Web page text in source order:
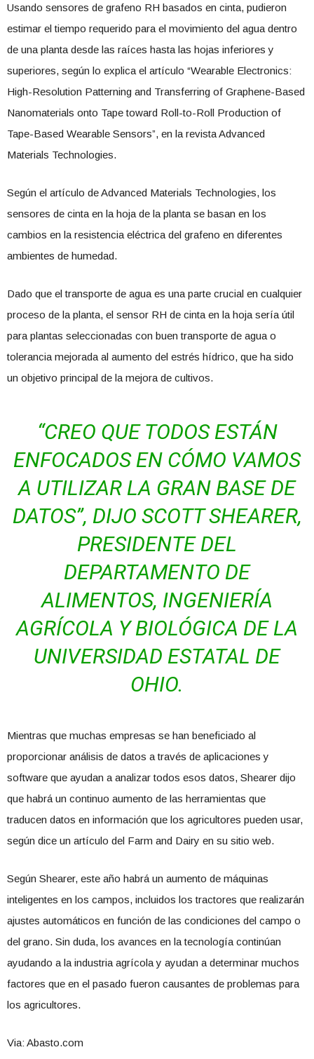
Usando sensores de grafeno RH basados en cinta, pudieron
estimar el tiempo requerido para el movimiento del agua dentro
de una planta desde las raíces hasta las hojas inferiores y
superiores, según lo explica el artículo “Wearable Electronics:
High-Resolution Patterning and Transferring of Graphene-Based
Nanomaterials onto Tape toward Roll-to-Roll Production of
Tape-Based Wearable Sensors”, en la revista Advanced
Materials Technologies.
Según el artículo de Advanced Materials Technologies, los
sensores de cinta en la hoja de la planta se basan en los
cambios en la resistencia eléctrica del grafeno en diferentes
ambientes de humedad.
Dado que el transporte de agua es una parte crucial en cualquier
proceso de la planta, el sensor RH de cinta en la hoja sería útil
para plantas seleccionadas con buen transporte de agua o
tolerancia mejorada al aumento del estrés hídrico, que ha sido
un objetivo principal de la mejora de cultivos.
“CREO QUE TODOS ESTÁN
ENFOCADOS EN CÓMO VAMOS
A UTILIZAR LA GRAN BASE DE
DATOS”, DIJO SCOTT SHEARER,
PRESIDENTE DEL
DEPARTAMENTO DE
ALIMENTOS, INGENIERÍA
AGRÍCOLA Y BIOLÓGICA DE LA
UNIVERSIDAD ESTATAL DE
OHIO.
Mientras que muchas empresas se han beneficiado al
proporcionar análisis de datos a través de aplicaciones y
software que ayudan a analizar todos esos datos, Shearer dijo
que habrá un continuo aumento de las herramientas que
traducen datos en información que los agricultores pueden usar,
según dice un artículo del Farm and Dairy en su sitio web.
Según Shearer, este año habrá un aumento de máquinas
inteligentes en los campos, incluidos los tractores que realizarán
ajustes automáticos en función de las condiciones del campo o
del grano. Sin duda, los avances en la tecnología continúan
ayudando a la industria agrícola y ayudan a determinar muchos
factores que en el pasado fueron causantes de problemas para
los agricultores.
Via: Abasto.com